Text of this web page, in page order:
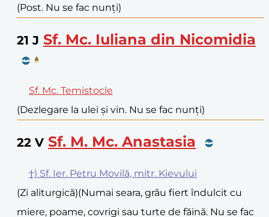
(Post. Nu se fac nunți)
21 J Sf. Mc. Iuliana din Nicomidia
Sf. Mc. Temistocle
(Dezlegare la ulei și vin. Nu se fac nunți)
22 V Sf. M. Mc. Anastasia
†) Sf. Ier. Petru Movilă, mitr. Kievului
(Zi aliturgică)(Numai seara, grâu fiert îndulcit cu
miere, poame, covrigi sau turte de făină. Nu se fac